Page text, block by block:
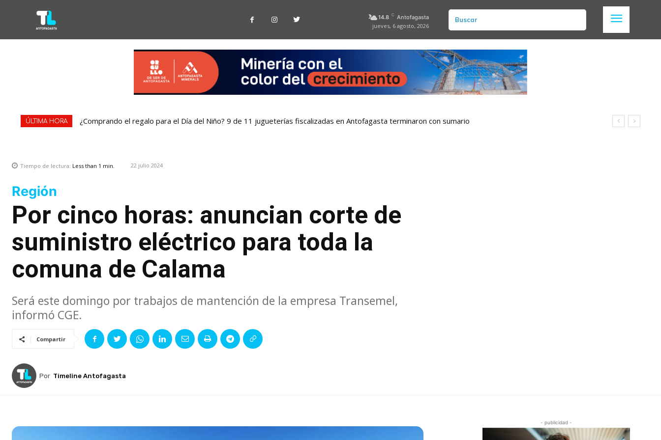
14.8 C Antofagasta
jueves, 6 agosto, 2026
Buscar
ÚLTIMA HORA ¿Comprando el regalo para el Día del Niño? 9 de 11 jugueterías fiscalizadas en Antofagasta terminaron con sumario
Tiempo de lectura: Less than 1 min. 22 julio 2024
Región
Por cinco horas: anuncian corte de
suministro eléctrico para toda la
comuna de Calama
Será este domingo por trabajos de mantención de la empresa Transemel,
informó CGE.
Compartir
Por Timeline Antofagasta
- publicidad -